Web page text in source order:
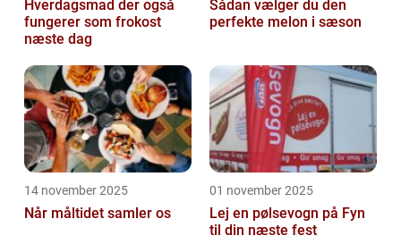
Hverdagsmad der også
fungerer som frokost
næste dag
Sådan vælger du den
perfekte melon i sæson
14 november 2025
Når måltidet samler os
01 november 2025
Lej en pølsevogn på Fyn
til din næste fest